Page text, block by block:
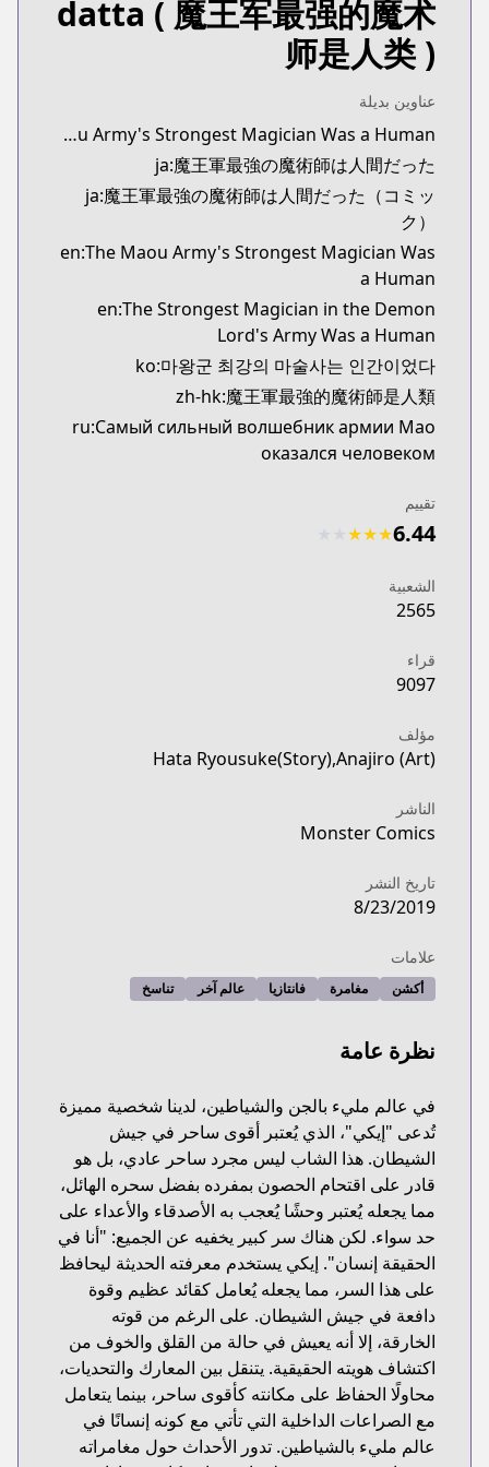
Kitsu
Kitsu
https://kitsu.app/manga/57016
CDJapan
www.cdjapan.co.jp/product/NEOBK-2937170
MangaUpdates
MangaUpdates
www.mangaupdates.com/series.html?id=155231
novelUpdates
novelUpdates
gun-saikyou-no-majutsushi-wa-ningen-datta
Book☆Walker
Book☆Walker
https://bookwalker.jp/series/214322/list
datta ( 魔王军最强的魔术
师是人类 )
عناوين بديلة
synonyms:The Maou Army's Strongest Magician Was a Human
ja:魔王軍最強の魔術師は人間だった
ja:魔王軍最強の魔術師は人間だった（コミッ
ク）
en:The Maou Army's Strongest Magician Was
a Human
en:The Strongest Magician in the Demon
Lord's Army Was a Human
ko:마왕군 최강의 마술사는 인간이었다
zh-hk:魔王軍最強的魔術師是人類
ru:Самый сильный волшебник армии Мао
оказался человеком
تقييم
6.44
★
★
★
الشعبية
2565
قراء
9097
مؤلف
Hata Ryousuke(Story),Anajiro (Art)
الناشر
Monster Comics
تاريخ النشر
8/23/2019
علامات
أكشن مغامرة فانتازيا عالم آخر تناسخ
نظرة عامة
في عالم مليء بالجن والشياطين، لدينا شخصية مميزة
تُدعى "إيكي"، الذي يُعتبر أقوى ساحر في جيش
الشيطان. هذا الشاب ليس مجرد ساحر عادي، بل هو
قادر على اقتحام الحصون بمفرده بفضل سحره الهائل،
مما يجعله يُعتبر وحشًا يُعجب به الأصدقاء والأعداء على
حد سواء. لكن هناك سر كبير يخفيه عن الجميع: "أنا في
الحقيقة إنسان". إيكي يستخدم معرفته الحديثة ليحافظ
على هذا السر، مما يجعله يُعامل كقائد عظيم وقوة
دافعة في جيش الشيطان. على الرغم من قوته
الخارقة، إلا أنه يعيش في حالة من القلق والخوف من
اكتشاف هويته الحقيقية. يتنقل بين المعارك والتحديات،
محاولًا الحفاظ على مكانته كأقوى ساحر، بينما يتعامل
مع الصراعات الداخلية التي تأتي مع كونه إنسانًا في
عالم مليء بالشياطين. تدور الأحداث حول مغامراته